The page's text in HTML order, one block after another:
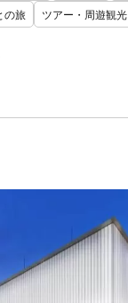
の旅 ツアー・周遊観光